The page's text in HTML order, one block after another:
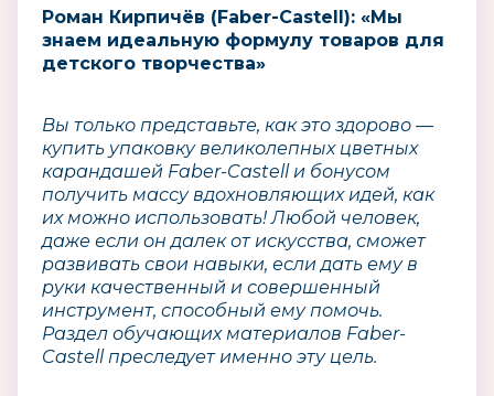
Роман Кирпичёв (Faber-Castell): «Мы
знаем идеальную формулу товаров для
детского творчества»
Вы только представьте, как это здорово —
купить упаковку великолепных цветных
карандашей Faber-Castell и бонусом
получить массу вдохновляющих идей, как
их можно использовать! Любой человек,
даже если он далек от искусства, сможет
развивать свои навыки, если дать ему в
руки качественный и совершенный
инструмент, способный ему помочь.
Раздел обучающих материалов Faber-
Castell преследует именно эту цель.